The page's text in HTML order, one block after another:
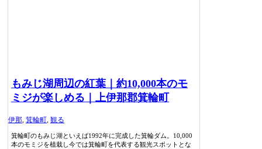
もみじ湖周辺の紅葉｜約10,000本のモ
ミジが楽しめる｜上伊那郡箕輪町
伊那, 箕輪町, 観る
箕輪町のもみじ湖といえば1992年に完成した箕輪ダム。10,000
本のモミジを植栽し今では箕輪町を代表する観光スポットとな